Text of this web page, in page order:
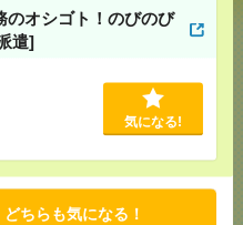
オシゴト！のびのび
遣]
気になる!
どちらも気になる！
■週払い
上